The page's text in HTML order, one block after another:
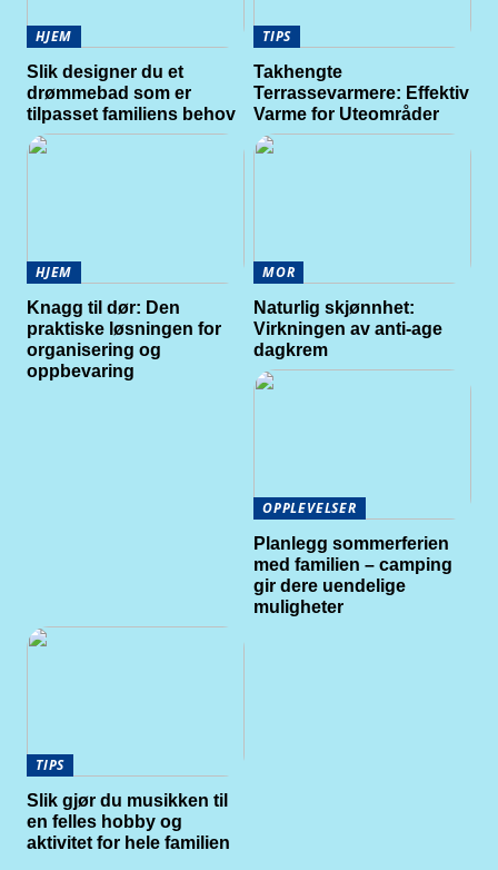
HJEM
Slik designer du et
drømmebad som er
tilpasset familiens behov
TIPS
Takhengte
Terrassevarmere: Effektiv
Varme for Uteområder
HJEM
Knagg til dør: Den
praktiske løsningen for
organisering og
oppbevaring
MOR
Naturlig skjønnhet:
Virkningen av anti-age
dagkrem
OPPLEVELSER
Planlegg sommerferien
med familien – camping
gir dere uendelige
muligheter
TIPS
Slik gjør du musikken til
en felles hobby og
aktivitet for hele familien